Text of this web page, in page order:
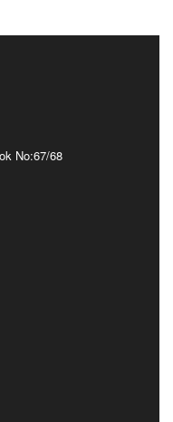
No:67/68